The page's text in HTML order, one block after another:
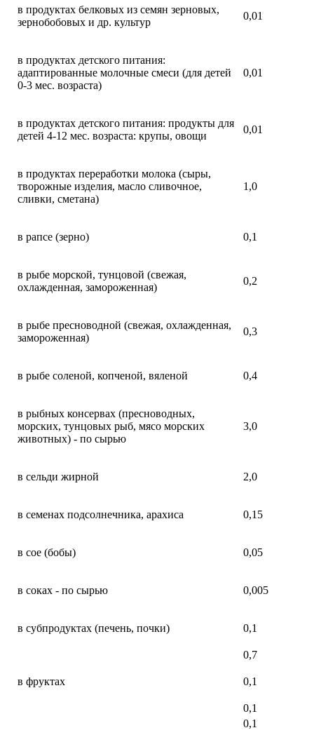
в продуктах белковых из семян зерновых,
зернобобовых и др. культур
0,01
в продуктах детского питания:
адаптированные молочные смеси (для детей
0-3 мес. возраста)
0,01
в продуктах детского питания: продукты для
детей 4-12 мес. возраста: крупы, овощи
0,01
в продуктах переработки молока (сыры,
творожные изделия, масло сливочное,
сливки, сметана)
1,0
в рапсе (зерно) 0,1
в рыбе морской, тунцовой (свежая,
охлажденная, замороженная)
0,2
в рыбе пресноводной (свежая, охлажденная,
замороженная)
0,3
в рыбе соленой, копченой, вяленой 0,4
в рыбных консервах (пресноводных,
морских, тунцовых рыб, мясо морских
животных) - по сырью
3,0
в сельди жирной 2,0
в семенах подсолнечника, арахиса 0,15
в сое (бобы) 0,05
в соках - по сырью 0,005
в субпродуктах (печень, почки) 0,1
0,7
в фруктах 0,1
0,1
0,1